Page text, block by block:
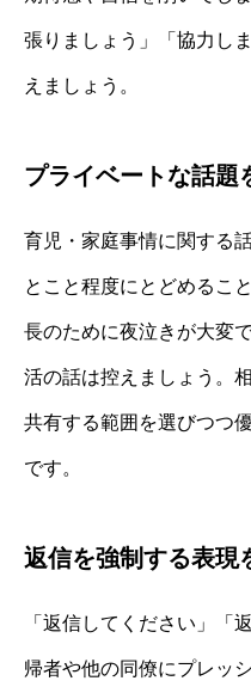
張りましょう」「協力し
えましょう。
プライベートな話題
育児・家庭事情に関する
とこと程度にとどめるこ
長のために夜泣きが大変
活の話は控えましょう。
共有する範囲を選びつつ
です。
返信を強制する表現
「返信してください」「
帰者や他の同僚にプレッ